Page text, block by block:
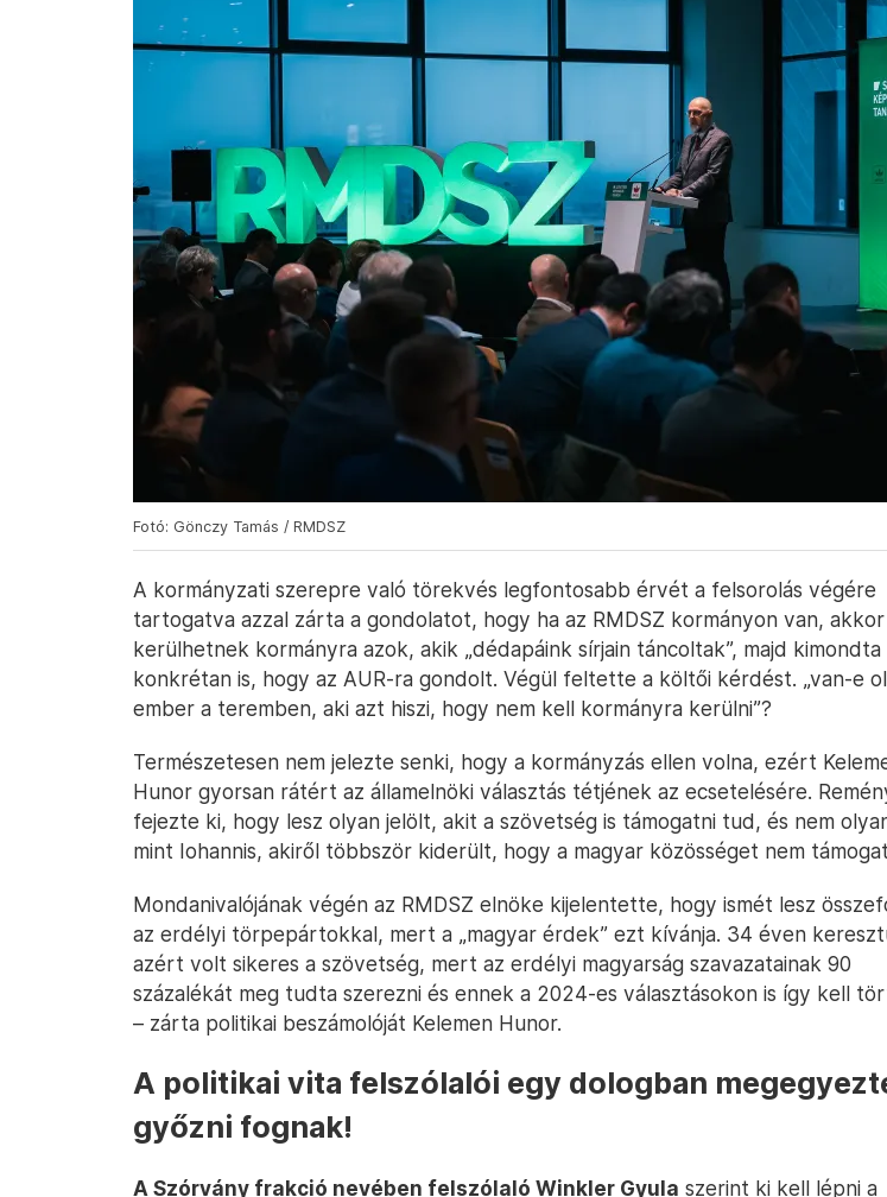
Fotó: Gönczy Tamás / RMDSZ
A kormányzati szerepre való törekvés legfontosabb érvét a felsorolás végére
tartogatva azzal zárta a gondolatot, hogy ha az RMDSZ kormányon van,
kerülhetnek kormányra azok, akik „dédapáink sírjain táncoltak”, majd kimondta
konkrétan is, hogy az AUR-ra gondolt. Végül feltette a költői kérdést. „van-e
ember a teremben, aki azt hiszi, hogy nem kell kormányra kerülni”?
Természetesen nem jelezte senki, hogy a kormányzás ellen volna, ezért
Hunor gyorsan rátért az államelnöki választás tétjének az ecsetelésére.
fejezte ki, hogy lesz olyan jelölt, akit a szövetség is támogatni tud, és nem
mint Iohannis, akiről többször kiderült, hogy a magyar közösséget nem
Mondanivalójának végén az RMDSZ elnöke kijelentette, hogy ismét lesz
az erdélyi törpepártokkal, mert a „magyar érdek” ezt kívánja. 34 éven
azért volt sikeres a szövetség, mert az erdélyi magyarság szavazatainak 90
százalékát meg tudta szerezni és ennek a 2024-es választásokon is így kell
– zárta politikai beszámolóját Kelemen Hunor.
A politikai vita felszólalói egy dologban
győzni fognak!
A Szórvány frakció nevében felszólaló Winkler Gyula szerint ki kell lépni a